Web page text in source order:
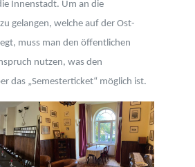
Innenstadt. Um an die
gelangen, welche auf der Ost-
muss man den öffentlichen
nutzen, was den
das „Semesterticket“ möglich ist.